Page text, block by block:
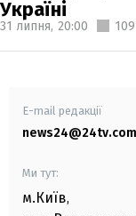
Україні
31 липня, 20:00
E-mail редакції
Ми тут:
м.Київ,